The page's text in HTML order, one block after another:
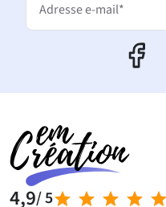
Adresse e-mail*
4,9/ 5